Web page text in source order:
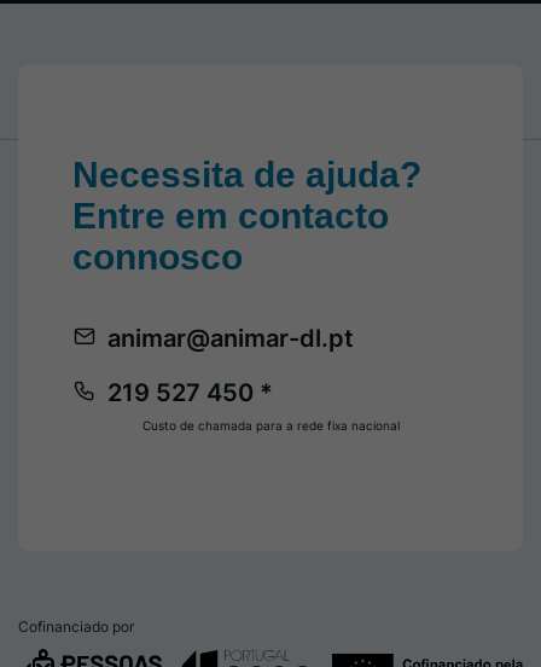
Necessita de ajuda?
Entre em contacto
connosco
219 527 450 *
animar@animar-dl.pt
Custo de chamada para a rede fixa nacional
Cofinanciado por